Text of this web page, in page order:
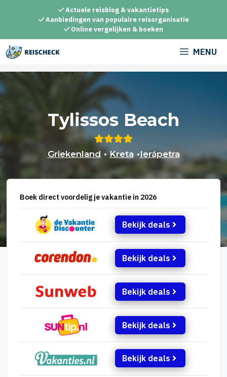
inhoud
Actuele reisblog & vakantietips
Aanbiedingen van populaire reisorganisatie
Online vergelijken & boeken
MENU
Tylissos Beach
Griekenland •Kreta •Ierápetra
Boek direct voordelig je vakantie in 2026
Bekijk deals
Bekijk deals
Bekijk deals
Bekijk deals
Bekijk deals